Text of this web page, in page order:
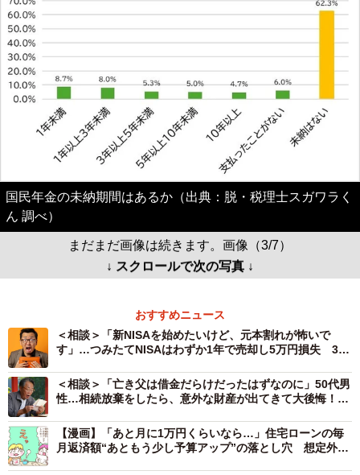
国民年金の未納期間はあるか（出典：脱・税理士スガワラく
ん 調べ）
まだまだ画像は続きます。画像（3/7）
↓ スクロールで次の写真 ↓
おすすめニュース
＜相談＞「新NISAを始めたいけど、元本割れが怖いで
す」…つみたてNISAはわずか1年で売却し5万円損失 30
＜相談＞「亡き父は借金だらけだったはずなのに」50代男
性…相続放棄をしたら、意外な財産が出てきて大後悔！活
【漫画】「あと月に1万円くらいなら…」住宅ローンの毎
月返済額“あともう少し予算アップ”の落とし穴 想定外の